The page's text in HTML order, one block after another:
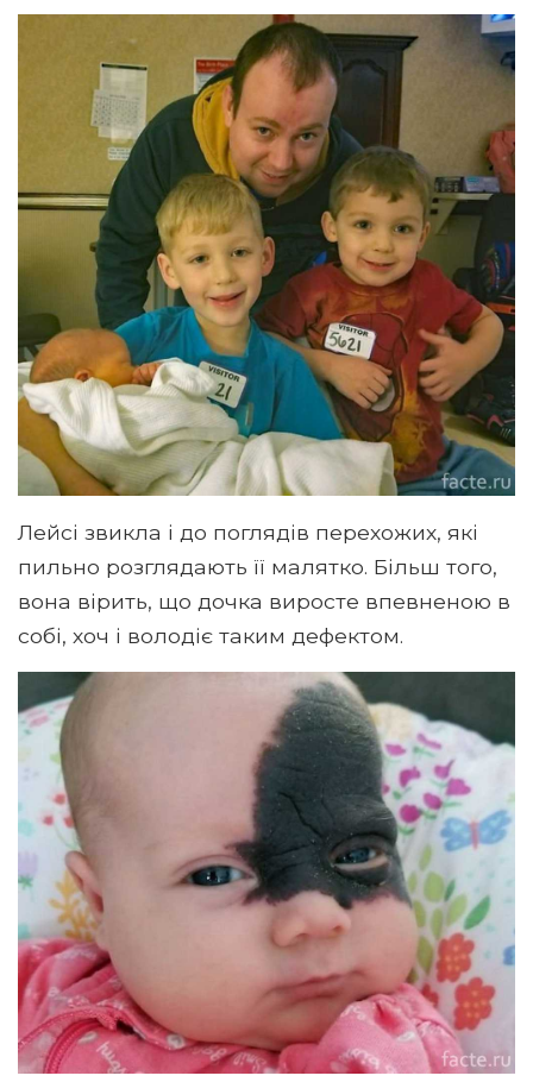
Лейсі звикла і до поглядів перехожих, які
пильно розглядають її малятко. Більш того,
вона вірить, що дочка виросте впевненою в
собі, хоч і володіє таким дефектом.